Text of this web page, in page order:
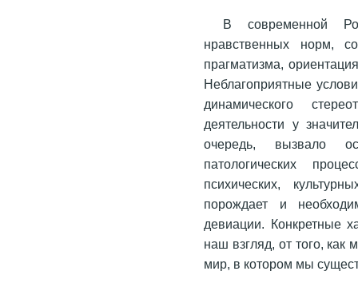
В современной
нравственных норм,
прагматизма,
Неблагоприятные
динамического
деятельности у
очередь, вызвало
патологических
психических,
порождает и
девиации. Конкретные
наш взгляд, от того, как
мир, в котором мы